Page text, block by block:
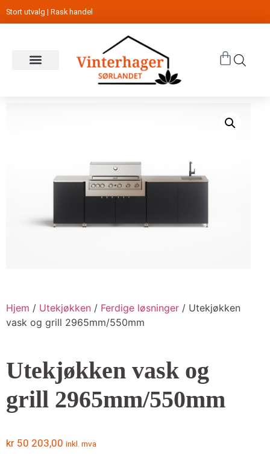
Stort utvalg | Rask handel
Hjem / Utekjøkken / Ferdige løsninger / Utekjøkken
vask og grill 2965mm/550mm
Utekjøkken vask og
grill 2965mm/550mm
kr 50 203,00 inkl. mva